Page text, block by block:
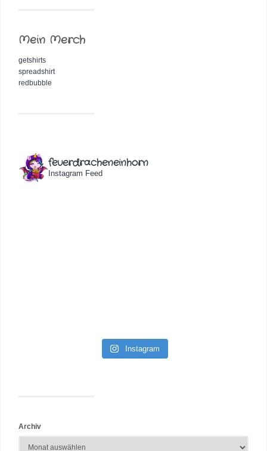
Mein Merch
getshirts
spreadshirt
redbubble
feuerdracheneinhorn
Instagram Feed
Instagram
Archiv